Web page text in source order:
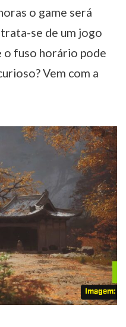
o game será
se de um jogo
o fuso horário pode
Vem com a
Imagem: